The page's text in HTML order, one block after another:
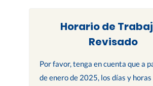
Horario de
Revisado
Por favor, tenga en cuenta que a
de enero de 2025, los días y